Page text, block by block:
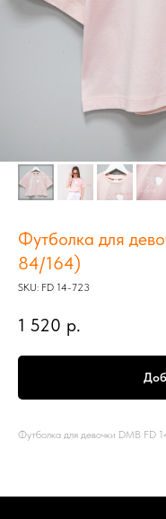
Футболка для
84/164)
SKU: FD 14-723
1 520 р.
Футболка для девочки DMB FD